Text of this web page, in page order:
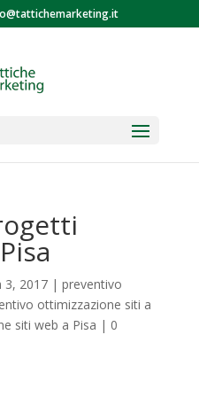
3, 2017| preventivo
ottimizzazione siti a
siti web a Pisa | 0